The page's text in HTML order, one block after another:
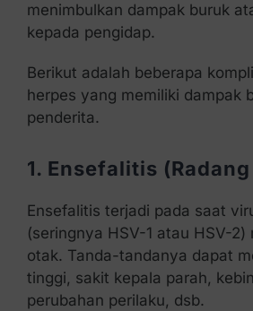
menimbulkan dampak buruk
kepada pengidap.
Berikut adalah beberapa
herpes yang memiliki dampak
penderita.
1. Ensefalitis
Ensefalitis terjadi pada saat
(seringnya HSV-1 atau HSV-2)
otak. Tanda-tandanya dapat
tinggi, sakit kepala parah,
perubahan perilaku, dsb.